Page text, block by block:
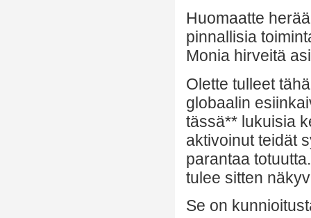
Huomaatte
pinnallisia
Monia hirveitä
Olette tulleet
globaalin
tässä** lukuisia
aktivoinut teidät
parantaa
tulee sitten
Se on